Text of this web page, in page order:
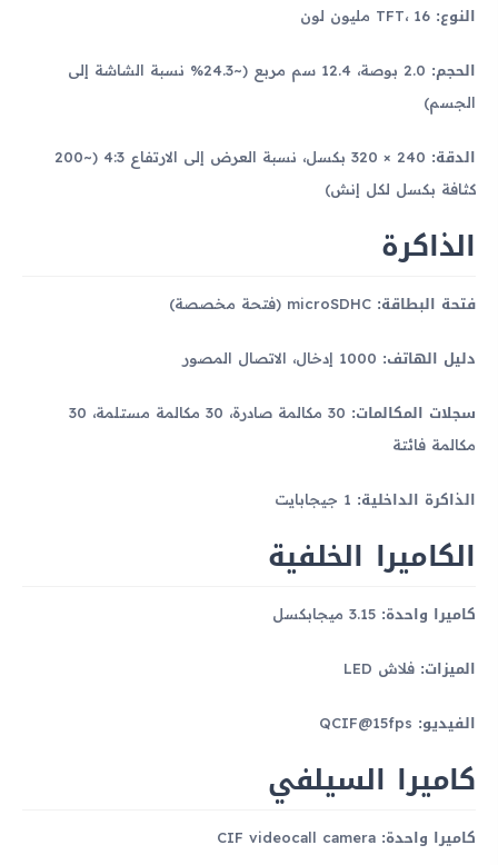
النوع:
الحجم:
2.0 بوصة، 12.4 سم مربع (~24.3% نسبة الشاشة إلى
الجسم)
الدقة:
240 × 320 بكسل، نسبة العرض إلى الارتفاع 4:3 (~200
كثافة بكسل لكل إنش)
الذاكرة
فتحة البطاقة:
دليل الهاتف:
سجلات المكالمات:
30 مكالمة صادرة، 30 مكالمة مستلمة، 30
مكالمة فائتة
الذاكرة الداخلية:
الكاميرا الخلفية
كاميرا واحدة:
الميزات: فلاش LED
الفيديو:
كاميرا السيلفي
كاميرا واحدة: